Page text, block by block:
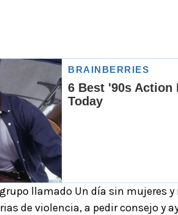
llamado Un día sin mujeres
de violencia, a pedir consejo y